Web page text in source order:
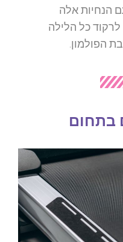
אלה
כל הלילה